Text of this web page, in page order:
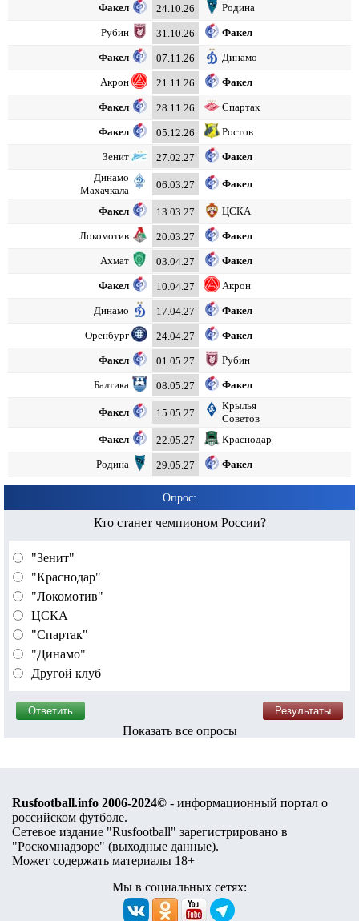
Факел 24.10.26 Родина
Рубин 31.10.26 Факел
Факел 07.11.26 Динамо
Акрон 21.11.26 Факел
Факел 28.11.26 Спартак
Факел 05.12.26 Ростов
Зенит 27.02.27
Факел
Динамо
Махачкала
06.03.27 Факел
Факел 13.03.27 ЦСКА
Локомотив 20.03.27 Факел
Ахмат 03.04.27 Факел
Факел 10.04.27 Акрон
Динамо 17.04.27 Факел
Оренбург 24.04.27 Факел
Факел 01.05.27 Рубин
Балтика 08.05.27 Факел
Факел 15.05.27
Крылья
Советов
Факел
22.05.27 Краснодар
Родина 29.05.27 Факел
Опрос:
Кто станет чемпионом России?
"Зенит"
"Краснодар"
"Локомотив"
ЦСКА
"Спартак"
"Динамо"
Другой клуб
Показать все опросы
Rusfootball.info 2006-2024© - информационный портал о
российском футболе.
Сетевое издание "Rusfootball" зарегистрировано в
"Роскомнадзоре" (выходные данные).
Может содержать материалы 18+
Мы в социальных сетях: